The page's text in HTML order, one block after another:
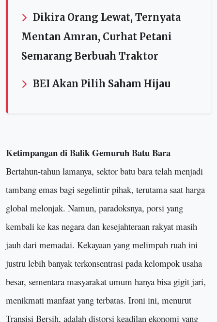
Dikira Orang Lewat, Ternyata
Mentan Amran, Curhat Petani
Semarang Berbuah Traktor
BEI Akan Pilih Saham Hijau
Ketimpangan di Balik Gemuruh Batu Bara
Bertahun-tahun lamanya, sektor batu bara telah menjadi
tambang emas bagi segelintir pihak, terutama saat harga
global melonjak. Namun, paradoksnya, porsi yang
kembali ke kas negara dan kesejahteraan rakyat masih
jauh dari memadai. Kekayaan yang melimpah ruah ini
justru lebih banyak terkonsentrasi pada kelompok usaha
besar, sementara masyarakat umum hanya bisa gigit jari,
menikmati manfaat yang terbatas. Ironi ini, menurut
Transisi Bersih, adalah distorsi keadilan ekonomi yang